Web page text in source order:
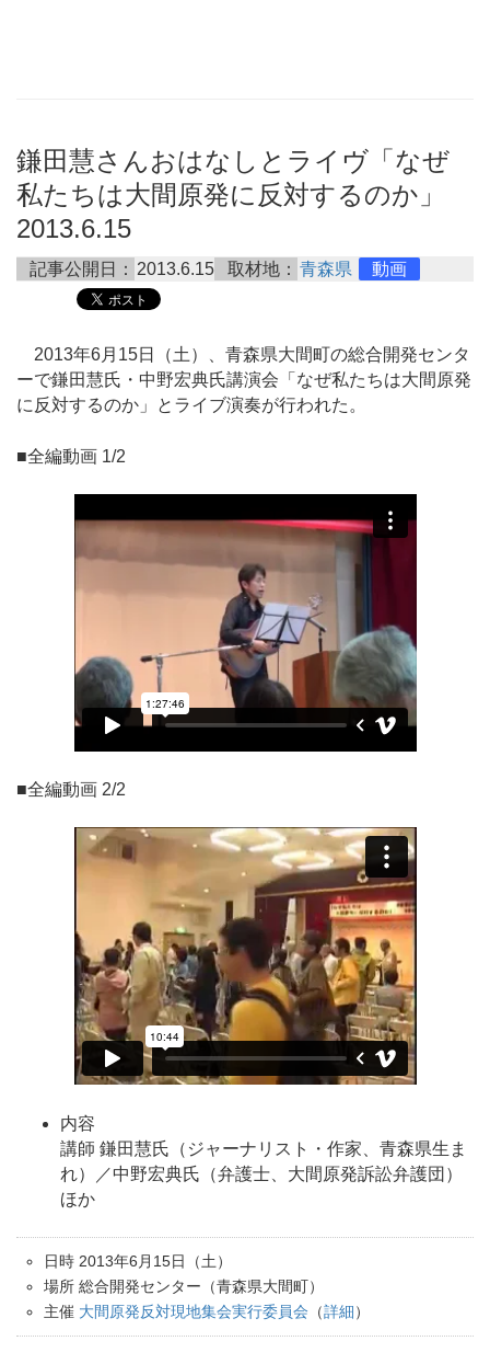
鎌田慧さんおはなしとライヴ「なぜ
私たちは大間原発に反対するのか」
2013.6.15
記事公開日： 2013.6.15 取材地： 青森県 動画
2013年6月15日（土）、青森県大間町の総合開発センタ
ーで鎌田慧氏・中野宏典氏講演会「なぜ私たちは大間原発
に反対するのか」とライブ演奏が行われた。
■全編動画 1/2
■全編動画 2/2
内容
講師 鎌田慧氏（ジャーナリスト・作家、青森県生ま
れ）／中野宏典氏（弁護士、大間原発訴訟弁護団）
ほか
日時 2013年6月15日（土）
場所 総合開発センター（青森県大間町）
主催 大間原発反対現地集会実行委員会 （詳細）